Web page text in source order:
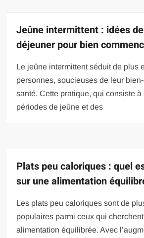
Jeûne intermittent : idées
déjeuner pour bien
Le jeûne intermittent séduit de plus
personnes, soucieuses de leur
santé. Cette pratique, qui consiste à
périodes de jeûne et des
Plats peu caloriques : quel
sur une alimentation
Les plats peu caloriques sont de
populaires parmi ceux qui
alimentation équilibrée. Avec